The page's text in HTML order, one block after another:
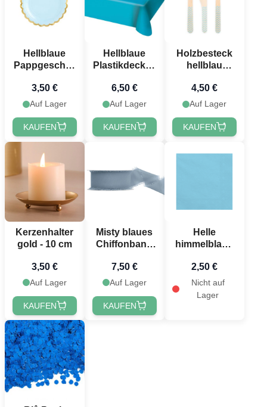
Hellblaue
Pappgeschirr
Kante 6x - Ø
18 cm
3,50 €
Auf Lager
KAUFEN
Hellblaue
Plastikdecke -
6,50 €
Auf Lager
KAUFEN
Holzbesteck
hellblau
Teile - 16 cm
4,50 €
Auf Lager
KAUFEN
Kerzenhalter
gold - 10 cm
3,50 €
Auf Lager
KAUFEN
Misty blaues
Chiffonband
7,50 €
Auf Lager
KAUFEN
Helle
himmelblaue
- 33x33 cm
2,50 €
Nicht auf
Lager